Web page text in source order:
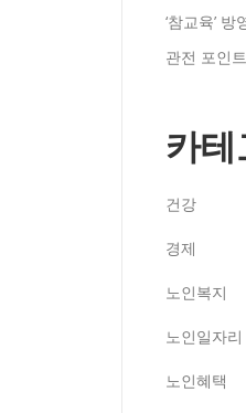
‘참교육’
관전 포인
카테
건강
경제
노인복지
노인일자리
노인혜택